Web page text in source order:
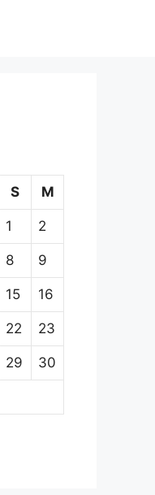
S M
1 2
8 9
15 16
22 23
29 30